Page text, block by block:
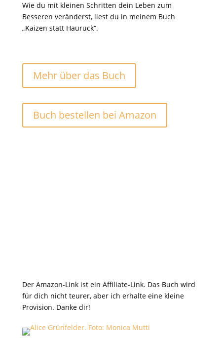
Wie du mit kleinen Schritten dein Leben zum
Besseren veränderst, liest du in meinem Buch
„Kaizen statt Hauruck“.
Mehr über das Buch
Buch bestellen bei Amazon
Der Amazon-Link ist ein Affiliate-Link. Das Buch wird
für dich nicht teurer, aber ich erhalte eine kleine
Provision. Danke dir!